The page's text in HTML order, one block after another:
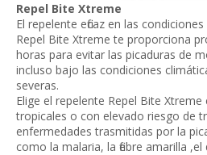
Repel Bite Xtreme
El repelente eficaz en las
Repel Bite Xtreme te proporciona
horas para evitar las picaduras de
incluso bajo las condiciones
severas.
Elige el repelente Repel Bite
tropicales o con elevado riesgo de
enfermedades trasmitidas por la
como la malaria, la fiebre amarilla